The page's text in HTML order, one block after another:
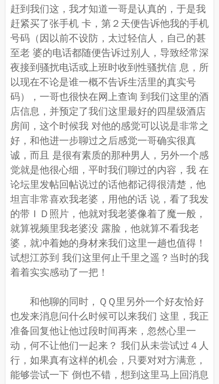
赶到我们这，我才知道一哥是认真的，于是我
赶紧买了张手机 卡，第２天便告诉他我的手机
号码（因以前不设防，太过轻信人，自己的甚
至老 婆的电话都随便告诉过别人，导致经常深
夜接到骚扰电话或上班时收到性骚扰信 息，所
以现在不论是谁一概不告诉生活里的真实号
码），一哥也很快在网上查询 到我们这里的酒
店信息，并预定了我们这里最好的四星级酒店
房间，这个时候我 对他的感觉可以说是非常之
好，和他进一步聊过之后感觉一哥确实很真
诚，而且 是很有素质的那种男人，另外一个感
觉就是他很心细，平时我们聊过的内容，我 在
论坛里发帖回帖说过的话他都记得很清楚，他
坦言非常喜欢我老婆，用他的话 说，看了我发
的带ＩＤ照片，他就对我老婆像着了魔一般，
就算视频里我老婆没 露脸，他就算不看我老
婆，就冲着她的身材来我们这里一趟也值得！
试想江苏到 我们这里何止千里之遥？当时的我
着着实实感动了一把！
和他聊的同时，ＱＱ里另外一个好友恰好
也发来消息问什么时候可以来我们 这里，我正
准备回复他让他过段时间再来，忽然心里一
动，何不让他们一起来？ 我们从未尝试过４人
行，如果真有这样的机会，只要对对方满意，
能够尝试一下 倒也不错，想到这里马上回消息